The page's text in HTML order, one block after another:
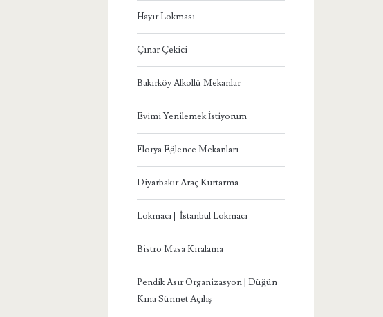
Hayır Lokması
Çınar Çekici
Bakırköy Alkollü Mekanlar
Evimi Yenilemek İstiyorum
Florya Eğlence Mekanları
Diyarbakır Araç Kurtarma
Lokmacı | İstanbul Lokmacı
Bistro Masa Kiralama
Pendik Asır Organizasyon | Düğün
Kına Sünnet Açılış